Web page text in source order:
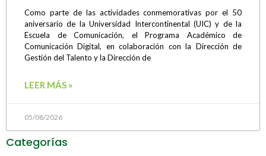
Como parte de las actividades conmemorativas por el 50
aniversario de la Universidad Intercontinental (UIC) y de la
Escuela de Comunicación, el Programa Académico de
Comunicación Digital, en colaboración con la Dirección de
Gestión del Talento y la Dirección de
LEER MÁS »
05/08/2026
Categorías